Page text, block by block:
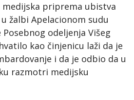
priprema ubistva
žalbi Apelacionom sudu
Posebnog odeljenja Višeg
kao činjenicu laži da je
i da je odbio da u
razmotri medijsku